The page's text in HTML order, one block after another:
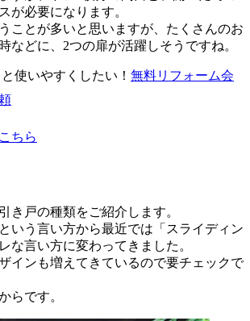
が必要になります。
ことが多いと思いますが、たくさんのお
などに、2つの扉が活躍しそうですね。
使いやすくしたい！ 無料リフォーム会
ちら
き戸の種類をご紹介します。
いう言い方から最近では「スライディン
な言い方に変わってきました。
インも増えてきているので要チェックで
らです。